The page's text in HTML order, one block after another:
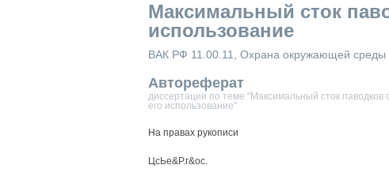
Максимальный сток
использование
ВАК РФ 11.00.11, Охрана окружающей среды
Автореферат
диссертации по теме "Максимальный сток
его использование"
На правах рукописи
ЦсЬе&Р.г&ос.